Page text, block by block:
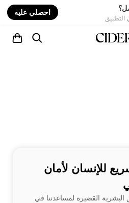
احصلي عليه
للإنسان لأمان
القصيرة لمساعدتنا في